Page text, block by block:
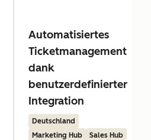
Automatisiertes
Ticketmanagement
dank
benutzerdefinierter
Integration
Deutschland
Marketing Hub
Sales Hub